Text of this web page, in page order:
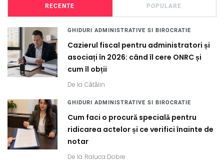
RECENTE POPULARE
GHIDURI ADMINISTRATIVE SI BIROCRATIE
Cazierul fiscal pentru administratori și
asociați în 2026: când îl cere ONRC și
cum îl obții
De la Cătălin
GHIDURI ADMINISTRATIVE SI BIROCRATIE
Cum faci o procură specială pentru
ridicarea actelor și ce verifici înainte de
notar
De la Raluca Dobre